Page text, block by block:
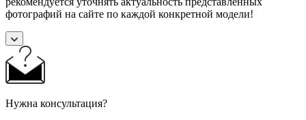
фотографий на сайте по каждой конкретной модели!
Нужна консультация?